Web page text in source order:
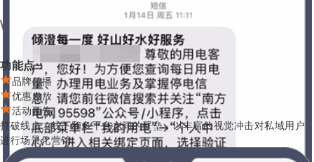
功能点：
品牌传播
优惠发放
活动预告
打破线上、线下和多平台之间的壁垒，以丰富的视觉冲击对私域用户
进行场景化营销